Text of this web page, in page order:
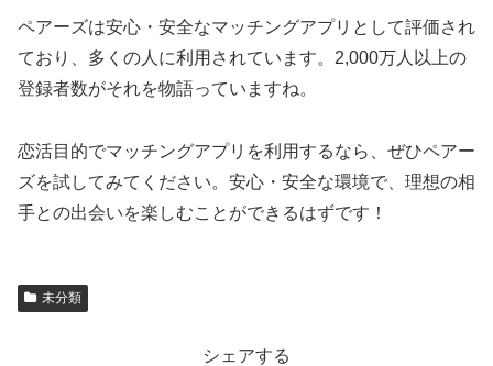
ペアーズは安心・安全なマッチングアプリとして評価され
ており、多くの人に利用されています。2,000万人以上の
登録者数がそれを物語っていますね。
恋活目的でマッチングアプリを利用するなら、ぜひペアー
ズを試してみてください。安心・安全な環境で、理想の相
手との出会いを楽しむことができるはずです！
未分類
シェアする